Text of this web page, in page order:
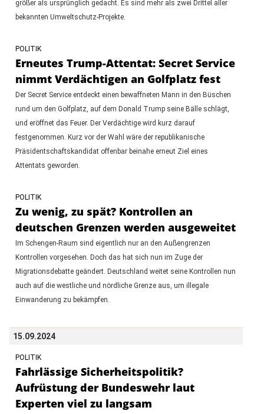
größer als ursprünglich gedacht. Es sind mehr als zwei Drittel aller
bekannten Umweltschutz-Projekte.
POLITIK
Erneutes Trump-Attentat: Secret Service
nimmt Verdächtigen an Golfplatz fest
Der Secret Service entdeckt einen bewaffneten Mann in den Büschen
rund um den Golfplatz, auf dem Donald Trump seine Bälle schlägt,
und eröffnet das Feuer. Der Verdächtige wird kurz darauf
festgenommen. Kurz vor der Wahl wäre der republikanische
Präsidentschaftskandidat offenbar beinahe erneut Ziel eines
Attentats geworden.
POLITIK
Zu wenig, zu spät? Kontrollen an
deutschen Grenzen werden ausgeweitet
Im Schengen-Raum sind eigentlich nur an den Außengrenzen
Kontrollen vorgesehen. Doch das hat sich nun im Zuge der
Migrationsdebatte geändert. Deutschland weitet seine Kontrollen nun
auch auf die westliche und nördliche Grenze aus, um illegale
Einwanderung zu bekämpfen.
15.09.2024
POLITIK
Fahrlässige Sicherheitspolitik?
Aufrüstung der Bundeswehr laut
Experten viel zu langsam